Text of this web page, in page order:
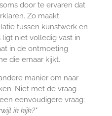
door te ervaren dat
Zo maakt
tussen kunstwerk en
ligt niet volledig vast in
in de ontmoeting
die ernaar kijkt.
manier om naar
Niet met de vraag
eenvoudigere vraag:
ik kijk?"